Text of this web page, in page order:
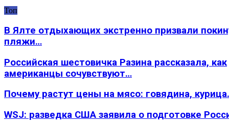
Топ
В Ялте отдыхающих экстренно призвали
пляжи…
Российская шестовичка Разина рассказала, как
американцы сочувствуют…
Почему растут цены на мясо: говядина,
WSJ: разведка США заявила о подготовке